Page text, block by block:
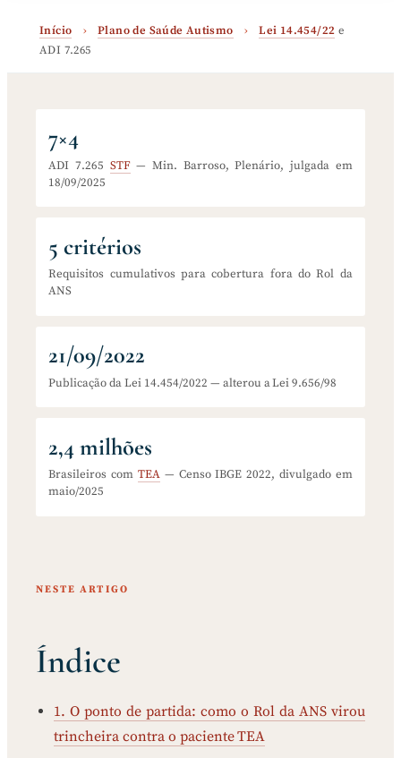
Início › Plano de Saúde Autismo › Lei 14.454/22 e
ADI 7.265
7×4
ADI 7.265 STF— Min. Barroso, Plenário, julgada em
18/09/2025
5 critérios
Requisitos cumulativos para cobertura fora do Rol da
ANS
21/09/2022
Publicação da Lei 14.454/2022 — alterou a Lei 9.656/98
2,4 milhões
Brasileiros com TEA— Censo IBGE 2022, divulgado em
maio/2025
NESTE ARTIGO
Índice
1. O ponto de partida: como o Rol da ANS virou
trincheira contra o paciente TEA